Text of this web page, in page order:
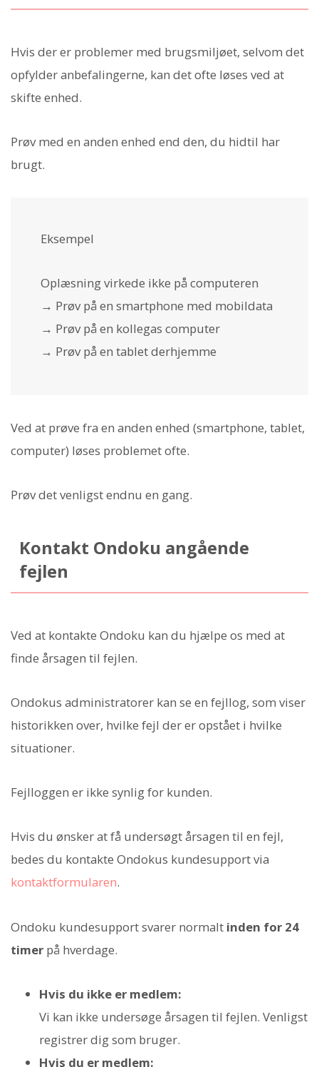
Hvis der er problemer med brugsmiljøet, selvom det
opfylder anbefalingerne, kan det ofte løses ved at
skifte enhed.
Prøv med en anden enhed end den, du hidtil har
brugt.
Eksempel
Oplæsning virkede ikke på computeren
→ Prøv på en smartphone med mobildata
→ Prøv på en kollegas computer
→ Prøv på en tablet derhjemme
Ved at prøve fra en anden enhed (smartphone, tablet,
computer) løses problemet ofte.
Prøv det venligst endnu en gang.
Kontakt Ondoku angående
fejlen
Ved at kontakte Ondoku kan du hjælpe os med at
finde årsagen til fejlen.
Ondokus administratorer kan se en fejllog, som viser
historikken over, hvilke fejl der er opstået i hvilke
situationer.
Fejlloggen er ikke synlig for kunden.
Hvis du ønsker at få undersøgt årsagen til en fejl,
bedes du kontakte Ondokus kundesupport via
kontaktformularen.
Ondoku kundesupport svarer normalt inden for 24
timer på hverdage.
Hvis du ikke er medlem:
Vi kan ikke undersøge årsagen til fejlen. Venligst
registrer dig som bruger.
Hvis du er medlem: